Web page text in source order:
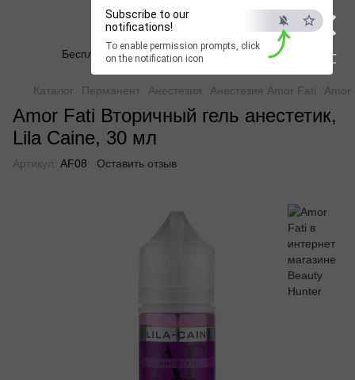
×
ESC
Subscribe to our
notifications!
To enable permission prompts, click
on the notification icon
Beauty Hunter
Бесплатная доставка при заказе от 2500 грн
Каталог Перманент Анестезия Анестезия Amor Fati Amor
Amor Fati Вторичный гель анестетик,
Lila Caine, 30 мл
Артикул: AF08 Оставить отзыв